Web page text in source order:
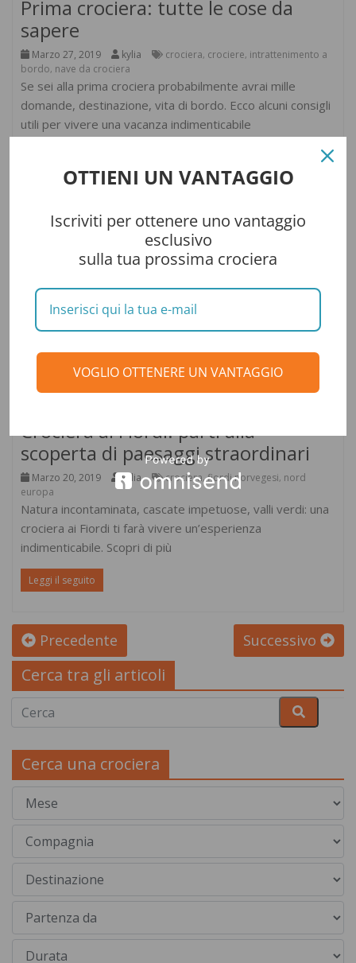
Prima crociera: tutte le cose da
sapere
Marzo 27, 2019 kylia crociera, crociere, intrattenimento a
bordo, nave da crociera
Se sei alla prima crociera probabilmente avrai mille
domande, destinazione, vita di bordo. Ecco alcuni consigli
utili per vivere una vacanza indimenticabile
Crociera ai Fiordi: parti alla
scoperta di paesaggi straordinari
Marzo 20, 2019 kylia crociera,fiordi norvegesi, nord
europa
Natura incontaminata, cascate impetuose, valli verdi: una
crociera ai Fiordi ti farà vivere un’esperienza
indimenticabile. Scopri di più
Leggi il seguito
Precedente Successivo
Cerca tra gli articoli
Cerca una crociera
OTTIENI UN VANTAGGIO
Iscriviti per ottenere uno vantaggio
esclusivo
sulla tua prossima crociera
VOGLIO OTTENERE UN VANTAGGIO